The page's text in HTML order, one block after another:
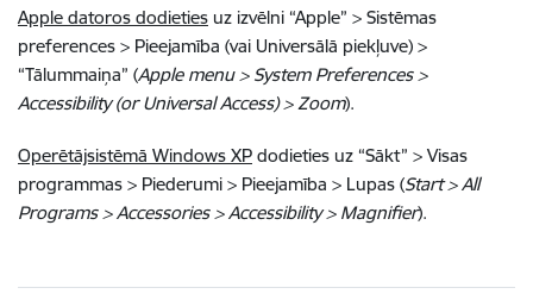
Apple datoros dodieties uz izvēlni “Apple” > Sistēmas
preferences > Pieejamība (vai Universālā piekļuve) >
“Tālummaiņa” (Apple menu > System Preferences >
Accessibility (or Universal Access) > Zoom).
Operētājsistēmā Windows XP dodieties uz “Sākt” > Visas
programmas > Piederumi > Pieejamība > Lupas (Start > All
Programs > Accessories > Accessibility > Magnifier).